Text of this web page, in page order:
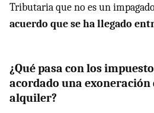
Tributaria que no es un
acuerdo que se ha llegado
¿Qué pasa con los
acordado una exoneración
alquiler?